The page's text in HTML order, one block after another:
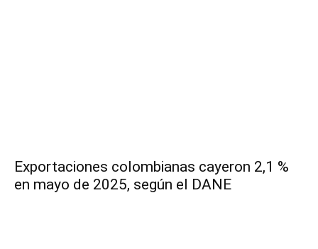
Exportaciones colombianas cayeron 2,1 %
en mayo de 2025, según el DANE